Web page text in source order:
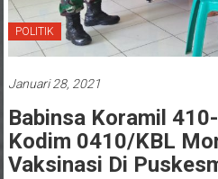
POLITIK
Januari 28, 2021
Babinsa Koramil
Kodim 0410/KBL
Vaksinasi Di